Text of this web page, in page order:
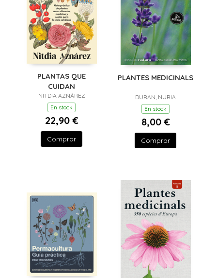
PLANTAS QUE
CUIDAN
NITDIA AZNÁREZ
En stock
22,90 €
Comprar
PLANTES MEDICINALS
DURAN, NURIA
En stock
8,00 €
Comprar